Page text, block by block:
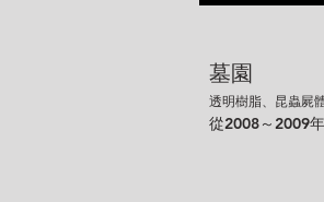
墓園
透明樹脂、昆蟲屍
從2008～2009